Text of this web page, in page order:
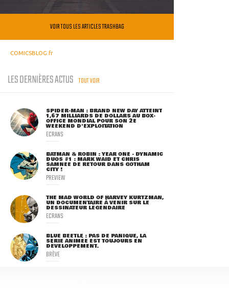
VOIR TOUS LES ARTICLES TRASHBAG
COMICSBLOG.fr
LES DERNIÈRES ACTUS TOUT VOIR
SPIDER-MAN : BRAND NEW DAY ATTEINT
1,67 MILLIARDS DE DOLLARS AU BOX-
OFFICE MONDIAL POUR SON 2E
WEEKEND D'EXPLOITATION
ECRANS
BATMAN & ROBIN : YEAR ONE - DYNAMIC
DUOS #1 : MARK WAID ET CHRIS
SAMNEE DE RETOUR DANS GOTHAM
CITY !
PREVIEW
THE MAD WORLD OF HARVEY KURTZMAN,
UN DOCUMENTAIRE À VENIR SUR LE
DESSINATEUR LÉGENDAIRE
ECRANS
BLUE BEETLE : PAS DE PANIQUE, LA
SÉRIE ANIMÉE EST TOUJOURS EN
DÉVELOPPEMENT.
BRÈVE